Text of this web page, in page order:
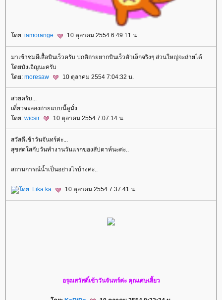
ดย: iamorange 10 ตุลาคม 2554 6:49:11 น.
มาเข้าชมผีเสื้อบินเร็วครับ ปกติถ่ายยากบินเร็วตัวเล็กจริงๆ ส่วนใหญ่จะถ่ายได้
ดยบังเอิญนะครับ
ดย: moresaw 10 ตุลาคม 2554 7:04:32 น.
สวยครับ...
เดี๋ยวจะลองถ่ายแบบนี้ดูมั่ง.
ดย: wicsir 10 ตุลาคม 2554 7:07:14 น.
สวัสดีเช้าวันจันทร์ค่ะ...
สุขสดใสกับวันทำงานวันแรกของสัปดาห์นะค่ะ..
สถานการณ์น้ำเป็นอย่างไรบ้างค่ะ..
ดย: Lika ka 10 ตุลาคม 2554 7:37:41 น.
อรุณสวัสดิ์เช้าวันจันทร์ค่ะ คุณเศษเสี้ยว